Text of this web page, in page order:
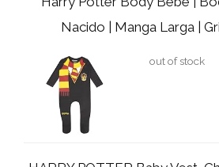
Nacido | Manga Larga |
out of stock